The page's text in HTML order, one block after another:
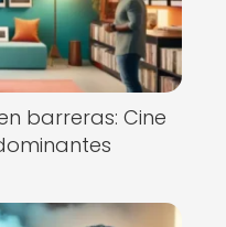
barreras: Cine